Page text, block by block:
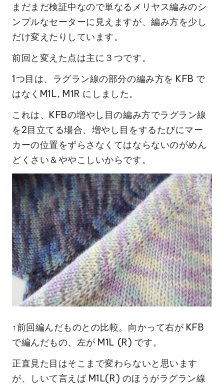
まだまだ検証中なので単なるメリヤス編みのシ
ンプルなセーターに見えますが、編み方を少し
だけ変えたりしています。
前回と変えた点は主に３つです。
1つ目は、ラグラン線の部分の編み方を KFB で
はなくM1L, M1R にしました。
これは、KFBの増やし目の編み方でラグラン線
を2目立てる場合、増やし目をするたびにマー
カーの位置をずらさなくてはならないのがめん
どくさい＆ややこしいからです。
↑前回編んだものとの比較。向かって右が KFB
で編んだもの、左が M1L (R) です。
正直見た目はそこまで変わらないと思います
が、しいて言えば M1L(R) のほうがラグラン線